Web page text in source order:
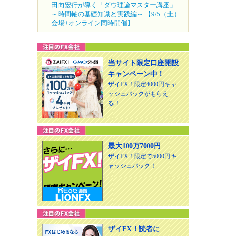
田向宏行が導く「ダウ理論マスター講座」
～時間軸の基礎知識と実践編～ 【9/5（土）
会場+オンライン同時開催】
当サイト限定口座開設
キャンペーン中！
ザイFX！限定4000円キャ
ッシュバックがもらえ
る！
最大100万7000円
ザイFX！限定で5000円キ
ャッシュバック！
ザイFX！読者に